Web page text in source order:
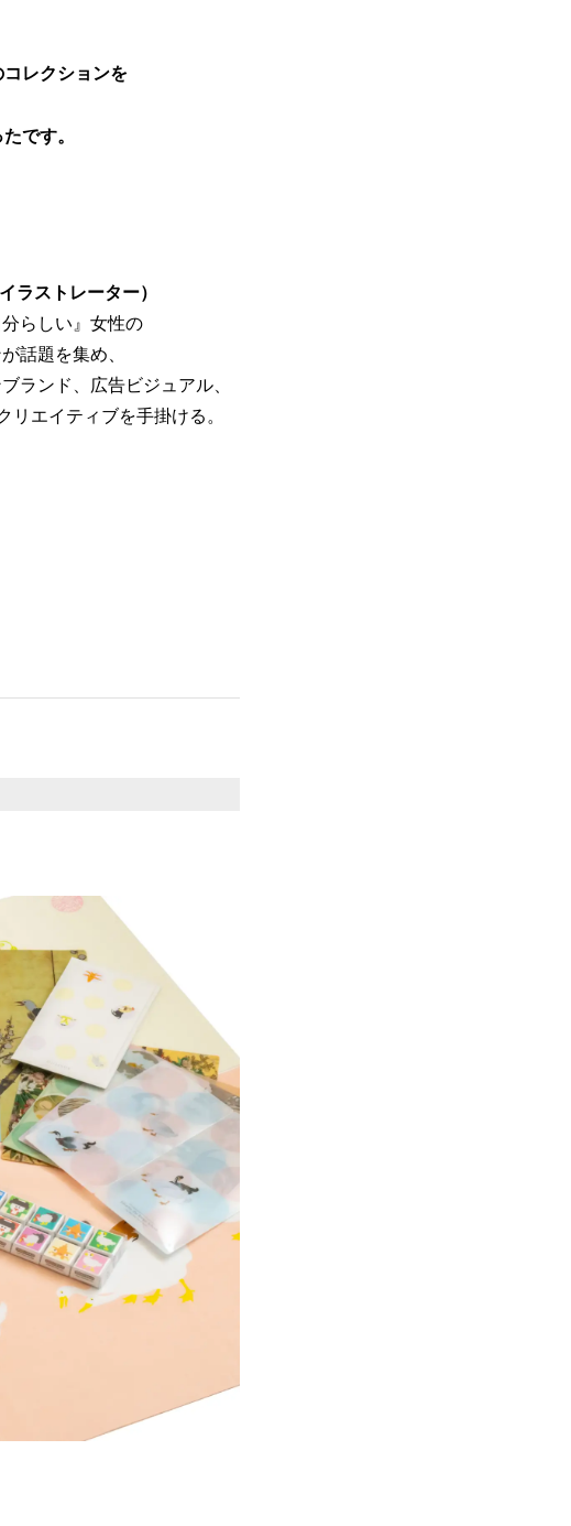
レクションを
です。
ラストレーター）
分らしい』女性の
話題を集め、
ランド、広告ビジュアル、
リエイティブを手掛ける。